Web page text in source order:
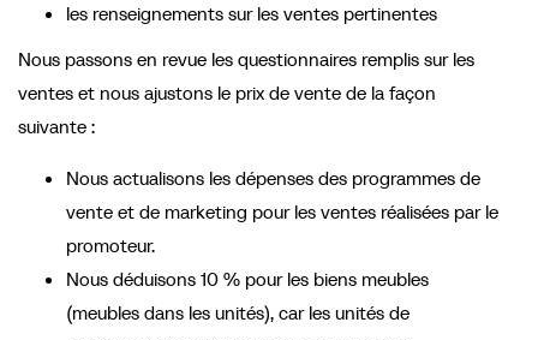
les renseignements sur les ventes pertinentes
Nous passons en revue les questionnaires remplis sur les
ventes et nous ajustons le prix de vente de la façon
suivante :
Nous actualisons les dépenses des programmes de
vente et de marketing pour les ventes réalisées par le
promoteur.
Nous déduisons 10 % pour les biens meubles
(meubles dans les unités), car les unités de